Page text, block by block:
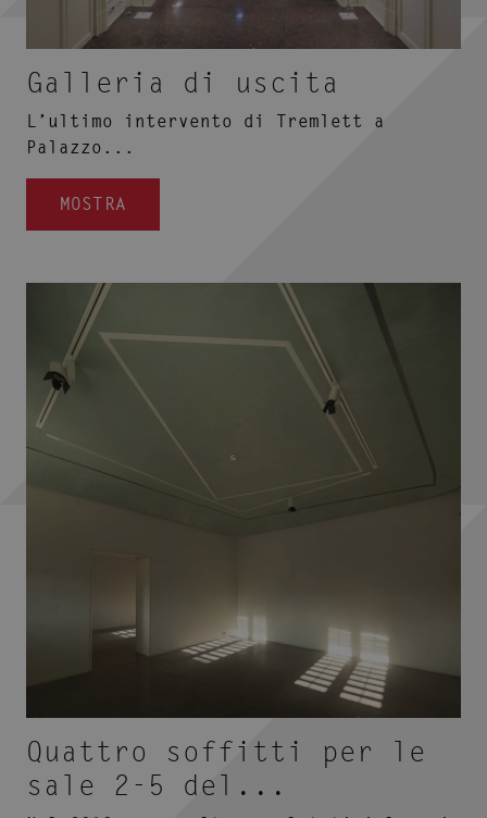
Galleria di uscita
L’ultimo intervento di Tremlett a
Palazzo...
MOSTRA
Quattro soffitti per le
sale 2-5 del...